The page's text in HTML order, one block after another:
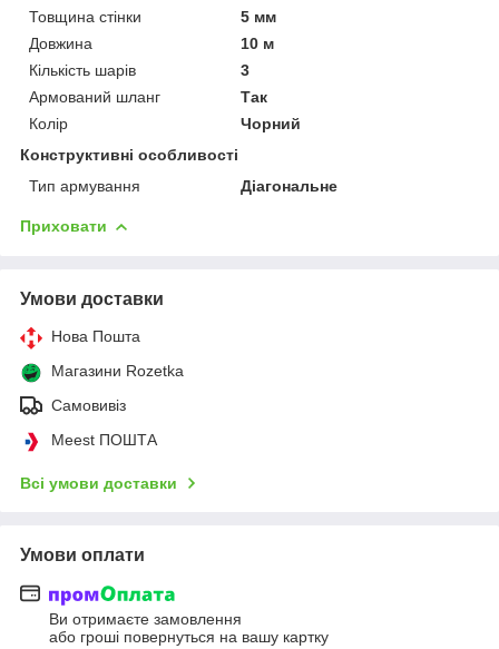
Товщина стінки
5 мм
Довжина
10 м
Кількість шарів
3
Армований шланг
Так
Колір
Чорний
Конструктивні особливості
Тип армування
Діагональне
Приховати
Умови доставки
Нова Пошта
Магазини Rozetka
Самовивіз
Meest ПОШТА
Всі умови доставки
Умови оплати
Ви отримаєте замовлення
або гроші повернуться на вашу картку